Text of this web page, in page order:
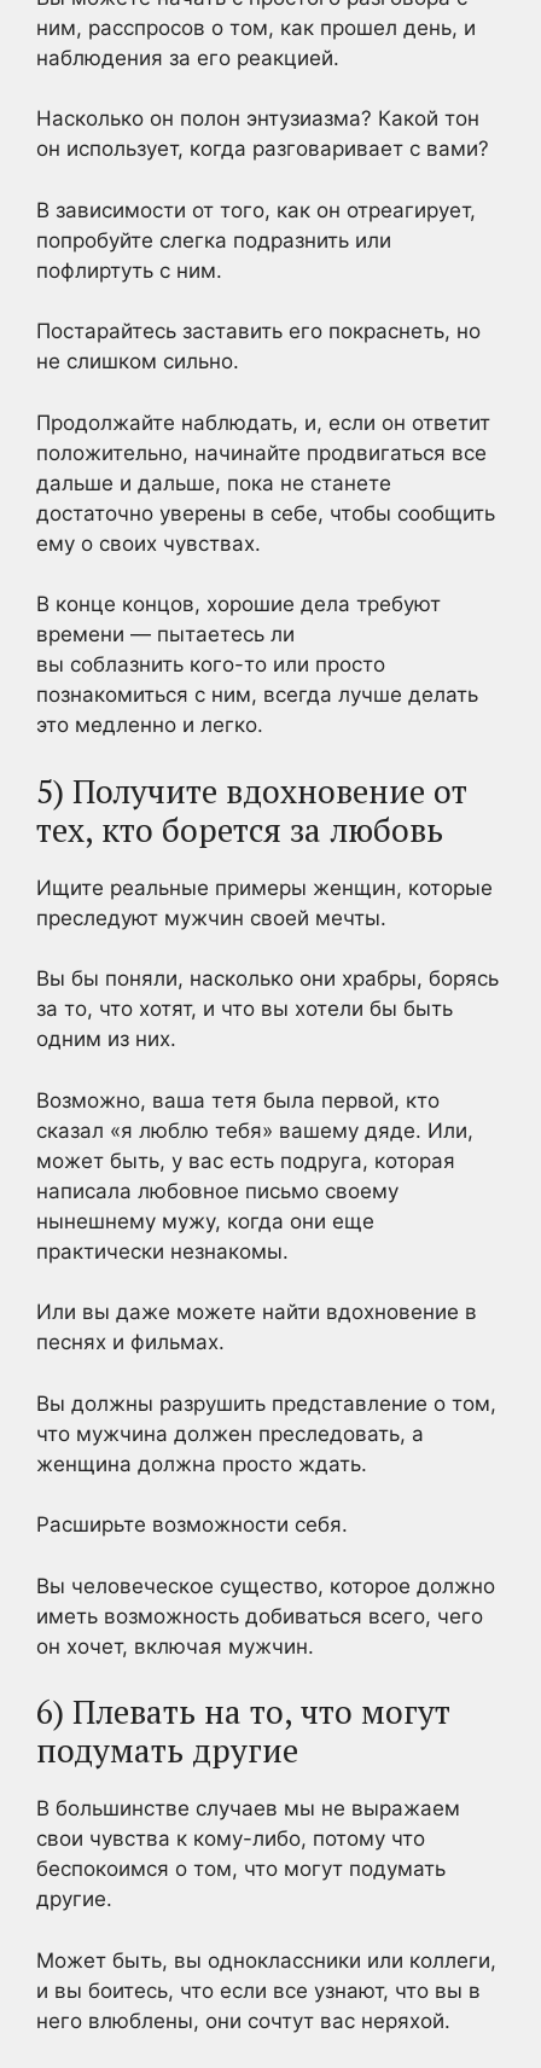
ним, расспросов о том, как прошел день, и
наблюдения за его реакцией.
Насколько он полон энтузиазма? Какой тон
он использует, когда разговаривает с вами?
В зависимости от того, как он отреагирует,
попробуйте слегка подразнить или
пофлиртуть с ним.
Постарайтесь заставить его покраснеть, но
не слишком сильно.
Продолжайте наблюдать, и, если он ответит
положительно, начинайте продвигаться все
дальше и дальше, пока не станете
достаточно уверены в себе, чтобы сообщить
ему о своих чувствах.
В конце концов, хорошие дела требуют
времени — пытаетесь ли
вы соблазнить кого-то или просто
познакомиться с ним, всегда лучше делать
это медленно и легко.
5) Получите вдохновение от
тех, кто борется за любовь
Ищите реальные примеры женщин, которые
преследуют мужчин своей мечты.
Вы бы поняли, насколько они храбры, борясь
за то, что хотят, и что вы хотели бы быть
одним из них.
Возможно, ваша тетя была первой, кто
сказал «я люблю тебя» вашему дяде. Или,
может быть, у вас есть подруга, которая
написала любовное письмо своему
нынешнему мужу, когда они еще
практически незнакомы.
Или вы даже можете найти вдохновение в
песнях и фильмах.
Вы должны разрушить представление о том,
что мужчина должен преследовать, а
женщина должна просто ждать.
Расширьте возможности себя.
Вы человеческое существо, которое должно
иметь возможность добиваться всего, чего
он хочет, включая мужчин.
6) Плевать на то, что могут
подумать другие
В большинстве случаев мы не выражаем
свои чувства к кому-либо, потому что
беспокоимся о том, что могут подумать
другие.
Может быть, вы одноклассники или коллеги,
и вы боитесь, что если все узнают, что вы в
него влюблены, они сочтут вас неряхой.